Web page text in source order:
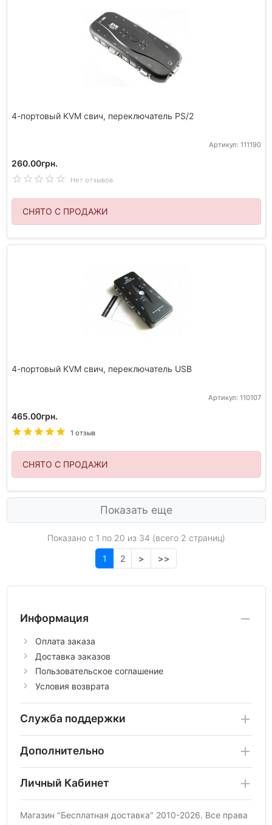
4-портовый KVM свич, переключатель PS/2
Артикул: 111190
260.00грн.
Нет отзывов
СНЯТО С ПРОДАЖИ
4-портовый KVM свич, переключатель USB
Артикул: 110107
465.00грн.
1 отзыв
СНЯТО С ПРОДАЖИ
Показать еще
Показано с 1 по 20 из 34 (всего 2 страниц)
1
2 > >>
Информация
Оплата заказа
Доставка заказов
Пользовательское соглашение
Условия возврата
Служба поддержки
Дополнительно
Личный Кабинет
Магазин "Бесплатная доставка" 2010-2026. Все права